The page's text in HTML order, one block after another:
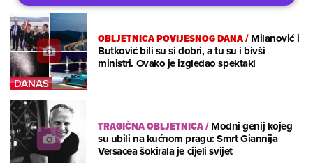
OBLJETNICA POVIJESNOG DANA/Milanović i
Butković bili su si dobri, a tu su i bivši
ministri. Ovako je izgledao spektakl
TRAGIČNA OBLJETNICA/Modni genij kojeg
su ubili na kućnom pragu: Smrt Giannija
Versacea šokirala je cijeli svijet